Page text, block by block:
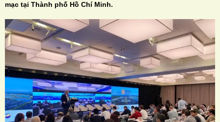
mạc tại Thành phố Hồ Chí Minh.